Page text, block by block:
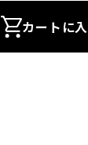
カートに